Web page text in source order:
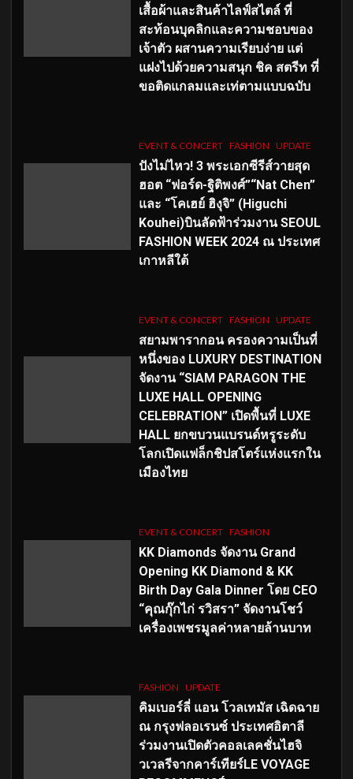
เสื้อผ้าและสินค้าไลฟ์สไตล์ ที่
สะท้อนบุคลิกและความชอบของ
เจ้าตัว ผสานความเรียบง่าย แต่
แฝงไปด้วยความสนุก ชิค สตรีท ที่
ขอติดแกลมและเท่ตามแบบฉบับ
EVENT & CONCERT FASHION UPDATE
ปังไม่ไหว! 3 พระเอกซีรีส์วายสุด
ฮอต “ฟอร์ด-ฐิติพงศ์”“Nat Chen”
และ “โคเฮย์ ฮิงุจิ” (Higuchi
Kouhei)บินลัดฟ้าร่วมงาน SEOUL
FASHION WEEK 2024 ณ ประเทศ
เกาหลีใต้
EVENT & CONCERT FASHION UPDATE
สยามพารากอน ครองความเป็นที่
หนึ่งของ LUXURY DESTINATION
จัดงาน “SIAM PARAGON THE
LUXE HALL OPENING
CELEBRATION” เปิดพื้นที่ LUXE
HALL ยกขบวนแบรนด์หรูระดับ
โลกเปิดแฟล็กชิปสโตร์แห่งแรกใน
เมืองไทย
EVENT & CONCERT FASHION
KK Diamonds จัดงาน Grand
Opening KK Diamond & KK
Birth Day Gala Dinner โดย CEO
“คุณกุ๊กไก่ รวิสรา” จัดงานโชว์
เครื่องเพชรมูลค่าหลายล้านบาท
FASHION UPDATE
คิมเบอร์ลี่ แอน โวลเทมัส เฉิดฉาย
ณ กรุงฟลอเรนซ์ ประเทศอิตาลี
ร่วมงานเปิดตัวคอลเลคชั่นไฮจิ
วเวลรีจากคาร์เทียร์LE VOYAGE